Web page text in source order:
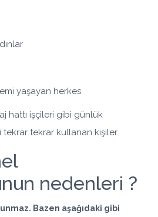
yaşayan herkes
hattı işçileri gibi günlük
tekrar kullanan kişiler.
nedenleri ?
Bazen aşağıdaki gibi